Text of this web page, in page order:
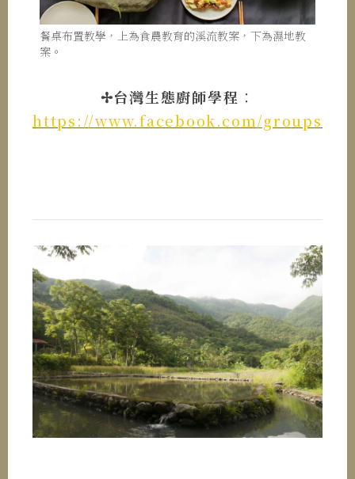
餐桌布置教學，上為食農教育的溪流教案，下為濕地教
案。
✢台灣生態廚師學程 ：
https://www.facebook.com/groups/